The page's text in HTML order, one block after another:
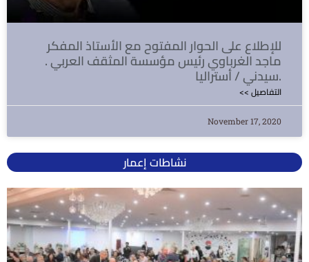
للإطلاع على الحوار المفتوح مع الأستاذ المفكر
ماجد الغرباوي رئيس مؤسسة المثقف العربي .
سيدني / أستراليا.
<< التفاصيل
November 17, 2020
نشاطات إعمار